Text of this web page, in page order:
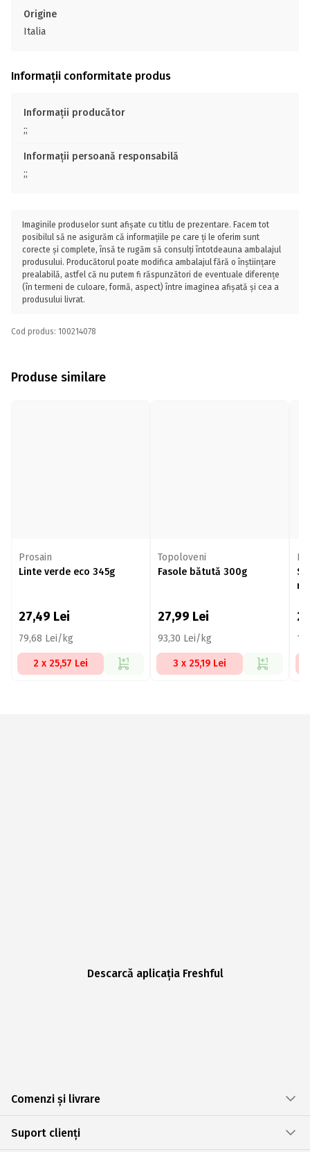
Origine
Italia
Informații conformitate produs
Informații producător
;;
Informații persoană responsabilă
;;
Imaginile produselor sunt afișate cu titlu de prezentare. Facem tot
posibilul să ne asigurăm că informațiile pe care ți le oferim sunt
corecte și complete, însă te rugăm să consulți întotdeauna ambalajul
produsului. Producătorul poate modifica ambalajul fără o înștiințare
prealabilă, astfel că nu putem fi răspunzători de eventuale diferențe
(în termeni de culoare, formă, aspect) între imaginea afișată și cea a
produsului livrat.
Cod produs: 100214078
Produse similare
Prosain
Linte verde eco 345g
27,49 Lei
79,68 Lei/kg
2 x 25,57 Lei
Topoloveni
Fasole bătută 300g
27,99 Lei
93,30 Lei/kg
3 x 25,19 Lei
Descarcă aplicația Freshful
Comenzi și livrare
Suport clienți